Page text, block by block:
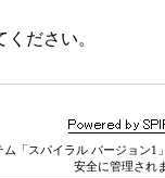
ださい。
ム「スパイラル バージョン1
安全に管理され